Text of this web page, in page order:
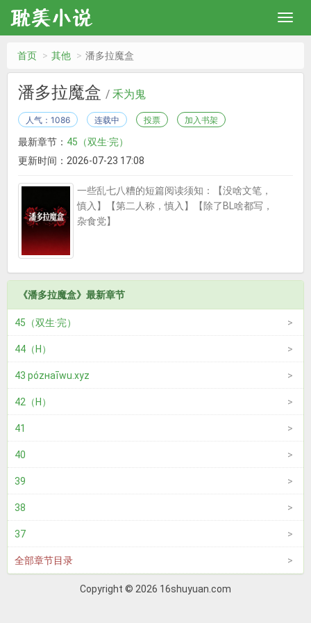
首页 其他 潘多拉魔盒
潘多拉魔盒 / 禾为鬼
人气：1086 连载中 投票 加入书架
最新章节： 45（双生·完）
更新时间：2026-07-23 17:08
一些乱七八糟的短篇阅读须知：【没啥文笔，
慎入】【第二人称，慎入】【除了BL啥都写，
杂食党】
《潘多拉魔盒》最新章节
45（双生·完）
44（H）
43 pózнaīwu.xуz
42（H）
41
40
39
38
37
全部章节目录
Copyright © 2026 16shuyuan.com